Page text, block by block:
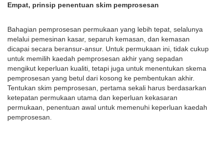
Empat, prinsip penentuan skim pemprosesan
Bahagian pemprosesan permukaan yang lebih tepat, selalunya
melalui pemesinan kasar, separuh kemasan, dan kemasan
dicapai secara beransur-ansur. Untuk permukaan ini, tidak cukup
untuk memilih kaedah pemprosesan akhir yang sepadan
mengikut keperluan kualiti, tetapi juga untuk menentukan skema
pemprosesan yang betul dari kosong ke pembentukan akhir.
Tentukan skim pemprosesan, pertama sekali harus berdasarkan
ketepatan permukaan utama dan keperluan kekasaran
permukaan, penentuan awal untuk memenuhi keperluan kaedah
pemprosesan.